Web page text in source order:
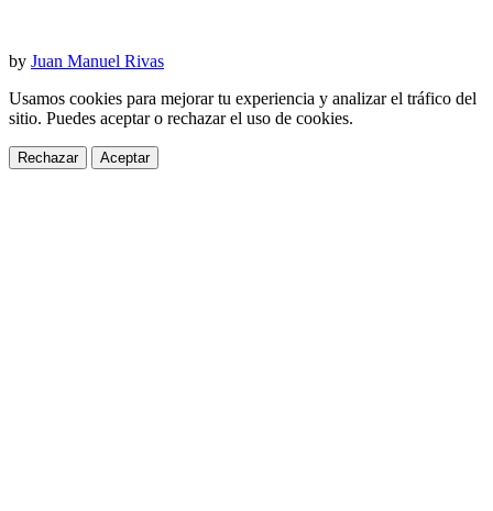
by Juan Manuel Rivas
Usamos cookies para mejorar tu experiencia y analizar el tráfico del
sitio. Puedes aceptar o rechazar el uso de cookies.
Rechazar Aceptar